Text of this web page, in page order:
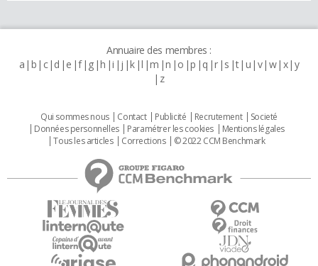
Annuaire des membres :
a b c d e f g h i j k l m n o p q r s t u v w x y
z
Qui sommes nous Contact Publicité Recrutement
Societé
Données personnelles
Paramétrer les cookies
Mentions légales
Tous les articles
Corrections © 2022 CCM Benchmark